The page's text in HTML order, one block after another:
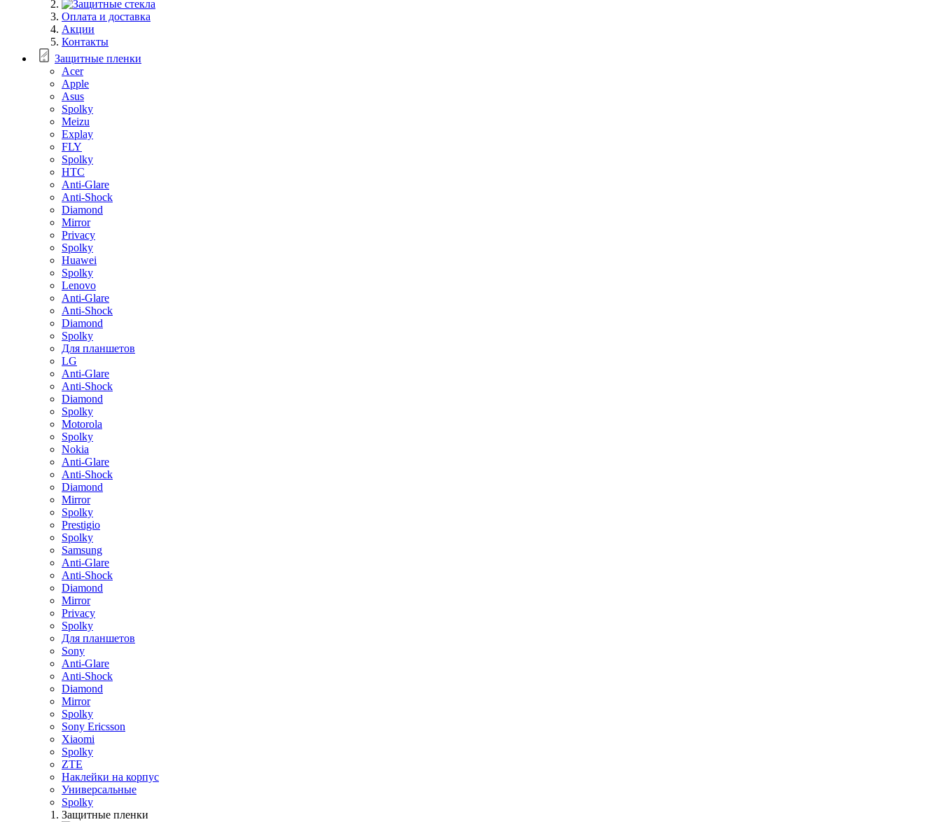
Оплата и доставка
Акции
Контакты
Защитные пленки
Acer
Apple
Asus
Spolky
Meizu
Explay
FLY
Spolky
HTC
Anti-Glare
Anti-Shock
Diamond
Mirror
Privacy
Spolky
Huawei
Spolky
Lenovo
Anti-Glare
Anti-Shock
Diamond
Spolky
Для планшетов
LG
Anti-Glare
Anti-Shock
Diamond
Spolky
Motorola
Spolky
Nokia
Anti-Glare
Anti-Shock
Diamond
Mirror
Spolky
Prestigio
Spolky
Samsung
Anti-Glare
Anti-Shock
Diamond
Mirror
Privacy
Spolky
Для планшетов
Sony
Anti-Glare
Anti-Shock
Diamond
Mirror
Spolky
Sony Ericsson
Xiaomi
Spolky
ZTE
Наклейки на корпус
Универсальные
Spolky
Защитные пленки